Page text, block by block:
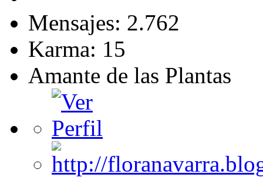
Mensajes: 2.762
Karma: 15
Amante de las Plantas